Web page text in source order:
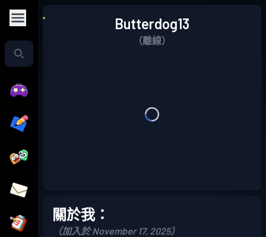
Butterdog13
（離線）
關於我：
（加入於 November 17, 2025）